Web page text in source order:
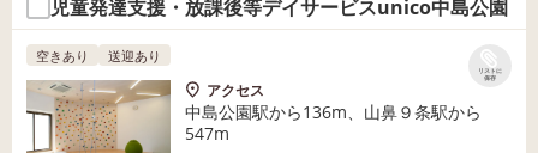
児童発達支援・放課後等デイサービスunico中島公園
リストに
保存
空きあり 送迎あり
アクセス
中島公園駅から136m、山鼻９条駅から
547m